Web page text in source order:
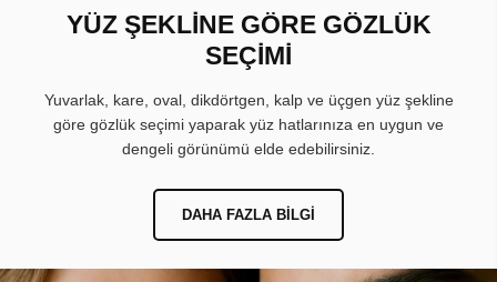
YÜZ ŞEKLİNE GÖRE GÖZLÜK
SEÇİMİ
Yuvarlak, kare, oval, dikdörtgen, kalp ve üçgen yüz şekline
göre gözlük seçimi yaparak yüz hatlarınıza en uygun ve
dengeli görünümü elde edebilirsiniz.
DAHA FAZLA BILGI